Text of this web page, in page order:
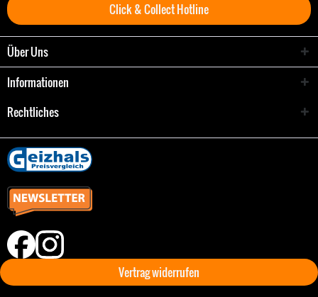
Click & Collect Hotline
Über Uns
Informationen
Rechtliches
Vertrag widerrufen